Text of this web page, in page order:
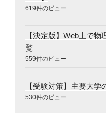
619件のビュー
【決定版】Web上で
覧
559件のビュー
【受験対策】主要大
530件のビュー